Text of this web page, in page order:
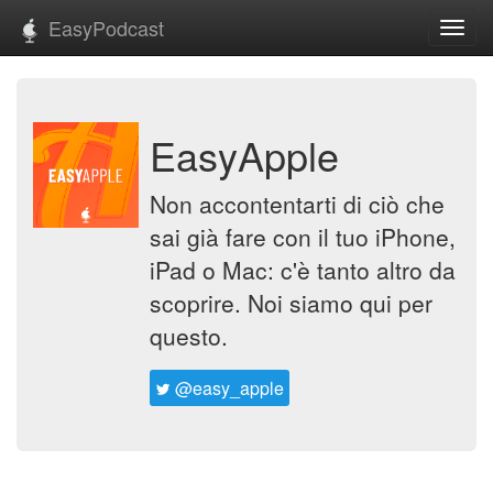
EasyPodcast
EasyApple
Non accontentarti di ciò che
sai già fare con il tuo iPhone,
iPad o Mac: c'è tanto altro da
scoprire. Noi siamo qui per
questo.
@easy_apple